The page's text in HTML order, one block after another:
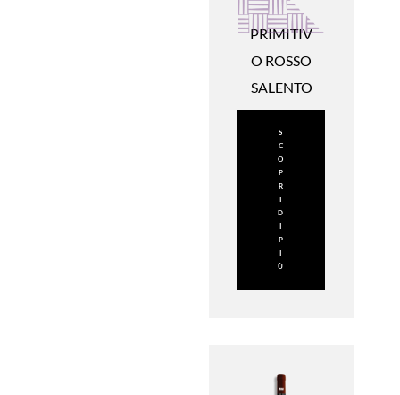
PRIMITIV
O ROSSO
SALENTO
S
C
O
P
R
I
D
I
P
I
Ù